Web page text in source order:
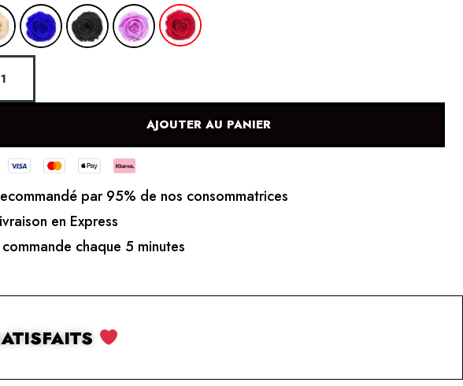
AJOUTER AU PANIER
par 95% de nos consommatrices
en Express
commande chaque 5 minutes